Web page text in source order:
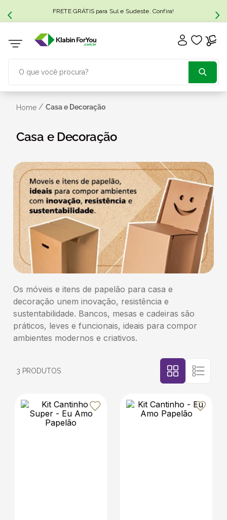
FRETE GRÁTIS para Sul e Sudeste. Confira!
Home / Casa e Decoração
Casa e Decoração
Os móveis e itens de papelão para casa e
decoração unem inovação, resistência e
sustentabilidade. Bancos, mesas e cadeiras são
práticos, leves e funcionais, ideais para compor
ambientes modernos e criativos.
3 PRODUTOS
2º caixa
3º caixa sedex
transporte
5
6º caixas
7 º café
8 º papel semente